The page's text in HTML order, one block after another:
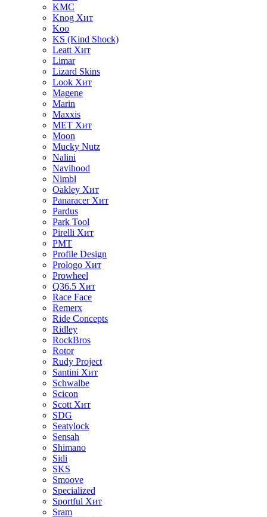
KMC
Knog Хит
Koo
KS (Kind Shock)
Leatt Хит
Limar
Lizard Skins
Look Хит
Magene
Marin
Maxxis
MET Хит
Moon
Mucky Nutz
Nalini
Navihood
Nimbl
Oakley Хит
Panaracer Хит
Pardus
Park Tool
Pirelli Хит
PMT
Profile Design
Prologo Хит
Prowheel
Q36.5 Хит
Race Face
Remerx
Ride Concepts
Ridley
RockBros
Rotor
Rudy Project
Santini Хит
Schwalbe
Scicon
Scott Хит
SDG
Seatylock
Sensah
Shimano
Sidi
SKS
Smoove
Specialized
Sportful Хит
Sram